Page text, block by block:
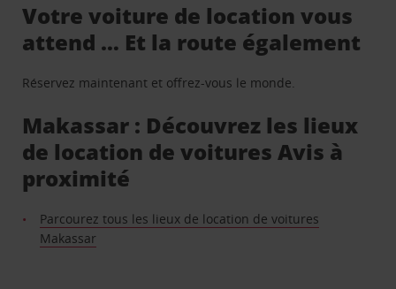
Votre voiture de location vous
attend … Et la route également
Réservez maintenant et offrez-vous le monde.
Makassar : Découvrez les lieux
de location de voitures Avis à
proximité
Parcourez tous les lieux de location de voitures
Makassar